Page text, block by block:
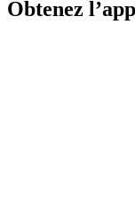
Obtenez